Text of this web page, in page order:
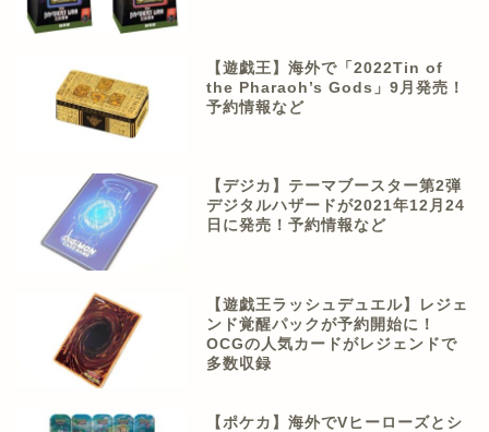
【遊戯王】海外で「2022Tin of
the Pharaoh’s Gods」9月発売！
予約情報など
【デジカ】テーマブースター第2弾
デジタルハザードが2021年12月24
日に発売！予約情報など
【遊戯王ラッシュデュエル】レジェ
ンド覚醒パックが予約開始に！
OCGの人気カードがレジェンドで
多数収録
【ポケカ】海外でVヒーローズとシ